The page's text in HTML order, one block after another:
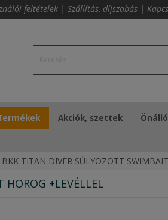
feltételek | Szállítás, díjszabás |
Akciók, szettek
BKK TITAN DIVER SÚLYOZOTT
+LEVÉLLEL